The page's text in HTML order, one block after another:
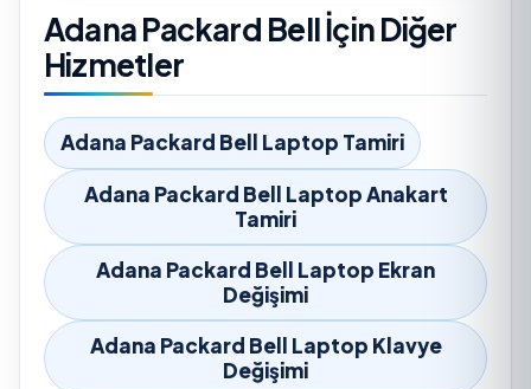
Adana Packard Bell İçin Diğer
Hizmetler
Adana Packard Bell Laptop Tamiri
Adana Packard Bell Laptop Anakart
Tamiri
Adana Packard Bell Laptop Ekran
Değişimi
Adana Packard Bell Laptop Klavye
Değişimi